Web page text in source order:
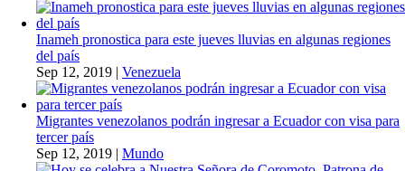
Inameh pronostica para este jueves lluvias en algunas regiones
del país
Sep 12, 2019 | Venezuela
Migrantes venezolanos podrán ingresar a Ecuador con visa para
tercer país
Sep 12, 2019 | Mundo